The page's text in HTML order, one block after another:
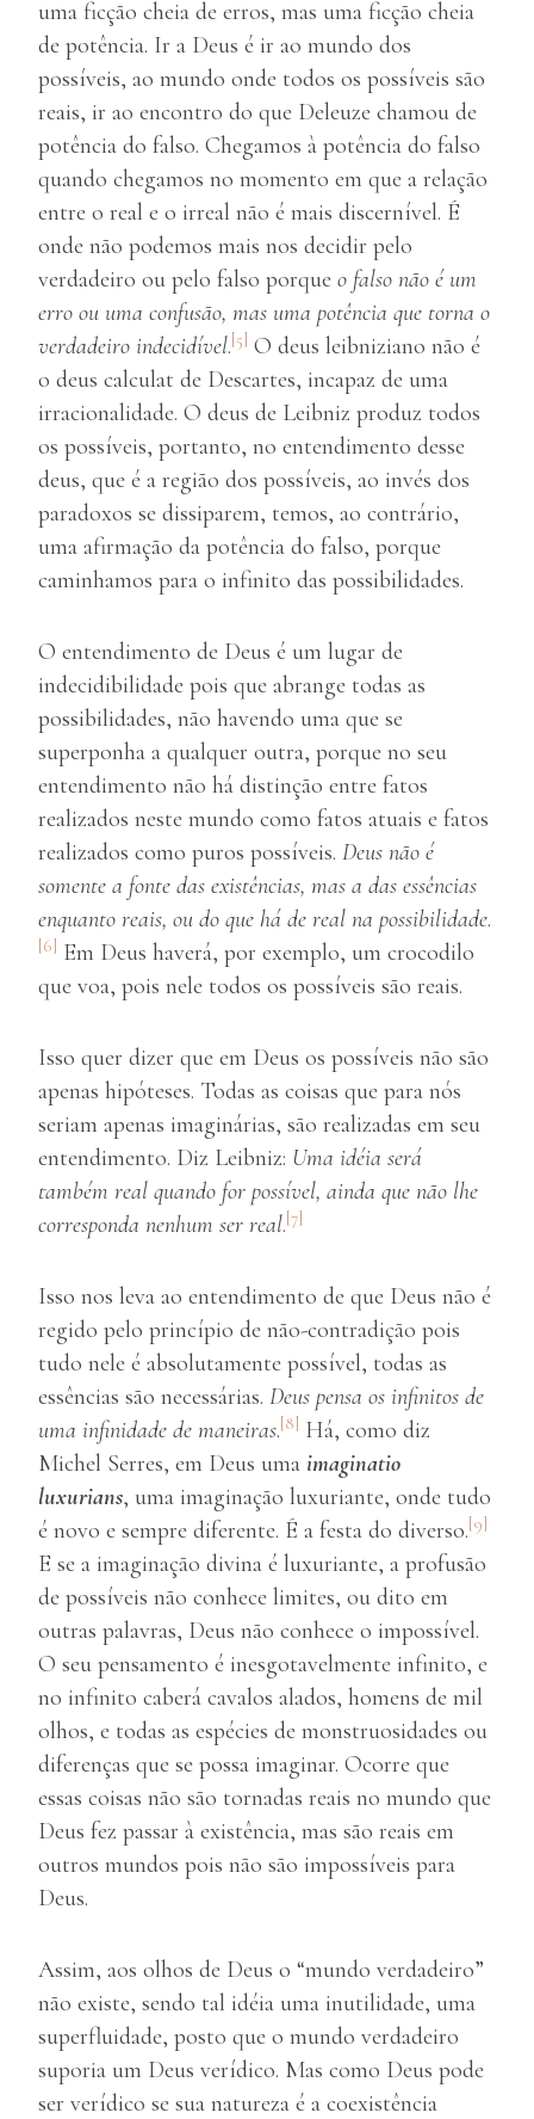
uma ficção cheia de erros, mas uma ficção cheia
de potência. Ir a Deus é ir ao mundo dos
possíveis, ao mundo onde todos os possíveis são
reais, ir ao encontro do que Deleuze chamou de
potência do falso. Chegamos à potência do falso
quando chegamos no momento em que a relação
entre o real e o irreal não é mais discernível. É
onde não podemos mais nos decidir pelo
verdadeiro ou pelo falso porque o falso não é um
erro ou uma confusão, mas uma potência que torna o
verdadeiro indecidível.[5] O deus leibniziano não é
o deus calculat de Descartes, incapaz de uma
irracionalidade. O deus de Leibniz produz todos
os possíveis, portanto, no entendimento desse
deus, que é a região dos possíveis, ao invés dos
paradoxos se dissiparem, temos, ao contrário,
uma afirmação da potência do falso, porque
caminhamos para o infinito das possibilidades.
O entendimento de Deus é um lugar de
indecidibilidade pois que abrange todas as
possibilidades, não havendo uma que se
superponha a qualquer outra, porque no seu
entendimento não há distinção entre fatos
realizados neste mundo como fatos atuais e fatos
realizados como puros possíveis. Deus não é
somente a fonte das existências, mas a das essências
enquanto reais, ou do que há de real na possibilidade.
[6] Em Deus haverá, por exemplo, um crocodilo
que voa, pois nele todos os possíveis são reais.
Isso quer dizer que em Deus os possíveis não são
apenas hipóteses. Todas as coisas que para nós
seriam apenas imaginárias, são realizadas em seu
entendimento. Diz Leibniz: Uma idéia será
também real quando for possível, ainda que não lhe
corresponda nenhum ser real.[7]
Isso nos leva ao entendimento de que Deus não é
regido pelo princípio de não-contradição pois
tudo nele é absolutamente possível, todas as
essências são necessárias. Deus pensa os infinitos de
uma infinidade de maneiras.[8] Há, como diz
Michel Serres, em Deus uma imaginatio
luxurians, uma imaginação luxuriante, onde tudo
é novo e sempre diferente. É a festa do diverso.[9]
E se a imaginação divina é luxuriante, a profusão
de possíveis não conhece limites, ou dito em
outras palavras, Deus não conhece o impossível.
O seu pensamento é inesgotavelmente infinito, e
no infinito caberá cavalos alados, homens de mil
olhos, e todas as espécies de monstruosidades ou
diferenças que se possa imaginar. Ocorre que
essas coisas não são tornadas reais no mundo que
Deus fez passar à existência, mas são reais em
outros mundos pois não são impossíveis para
Deus.
Assim, aos olhos de Deus o “mundo verdadeiro”
não existe, sendo tal idéia uma inutilidade, uma
superfluidade, posto que o mundo verdadeiro
suporia um Deus verídico. Mas como Deus pode
ser verídico se sua natureza é a coexistência